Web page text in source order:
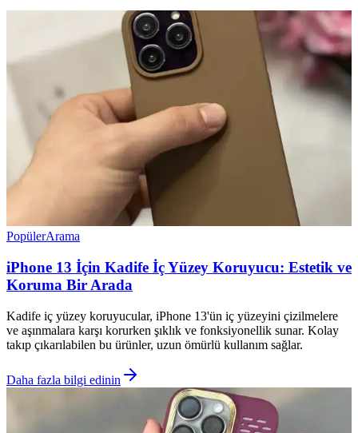
PopülerArama
iPhone 13 İçin Kadife İç Yüzey Koruyucu: Estetik ve
Koruma Bir Arada
Kadife iç yüzey koruyucular, iPhone 13'ün iç yüzeyini çizilmelere
ve aşınmalara karşı korurken şıklık ve fonksiyonellik sunar. Kolay
takıp çıkarılabilen bu ürünler, uzun ömürlü kullanım sağlar.
Daha fazla bilgi edinin